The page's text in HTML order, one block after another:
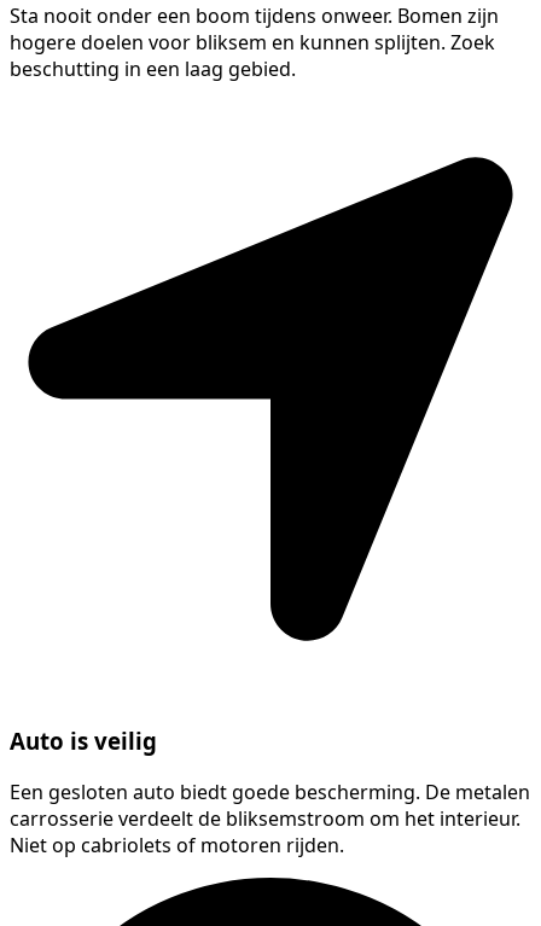
Sta nooit onder een boom tijdens onweer. Bomen zijn
hogere doelen voor bliksem en kunnen splijten. Zoek
beschutting in een laag gebied.
Auto is veilig
Een gesloten auto biedt goede bescherming. De metalen
carrosserie verdeelt de bliksemstroom om het interieur.
Niet op cabriolets of motoren rijden.